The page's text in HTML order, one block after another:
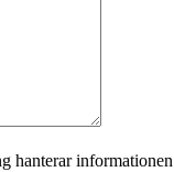
hanterar